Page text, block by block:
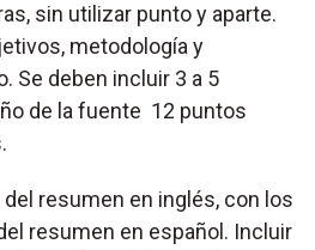
sin utilizar punto y aparte.
metodología y
Se deben incluir 3 a 5
de la fuente 12 puntos
resumen en inglés, con los
resumen en español. Incluir